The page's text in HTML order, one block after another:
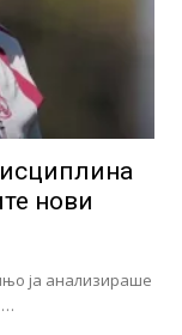
нови
ја анализираше
…